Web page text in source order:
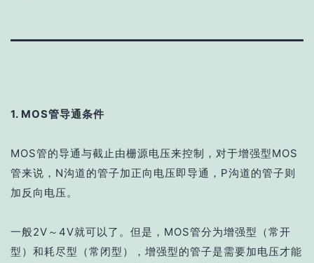
1. MOS管导通条件
MOS管的导通与截止由栅源电压来控制，对于增强型MOS
管来说，N沟道的管子加正向电压即导通，P沟道的管子则
加反向电压。
一般2V～4V就可以了。但是，MOS管分为增强型（常开
型）和耗尽型（常闭型），增强型的管子是需要加电压才能